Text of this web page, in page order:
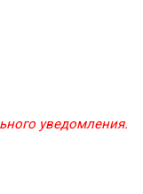
уведомления.